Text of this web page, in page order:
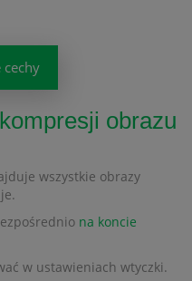
cechy
obrazu
wszystkie obrazy
na koncie
w ustawieniach wtyczki.